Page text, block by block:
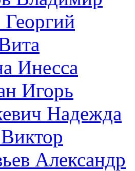
Инесса
Игорь
Надежда
Александр